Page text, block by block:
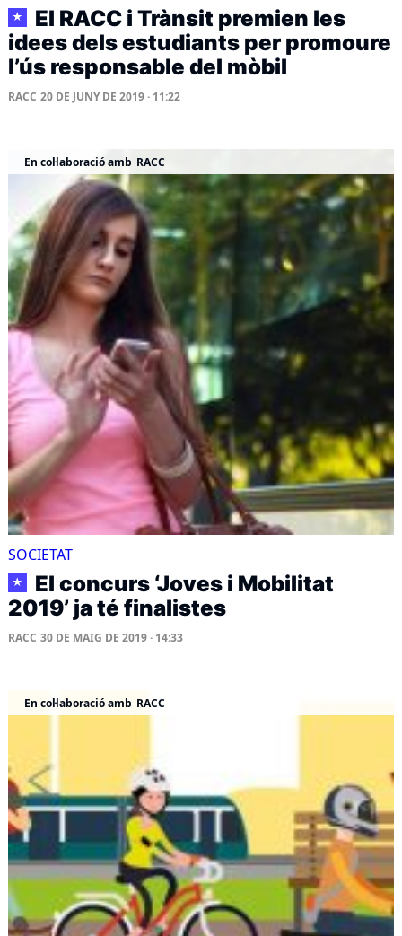
★
El RACC i Trànsit premien les
idees dels estudiants per promoure
l’ús responsable del mòbil
RACC 20 DE JUNY DE 2019 · 11:22
En col·laboració amb RACC
SOCIETAT
★
El concurs ‘Joves i Mobilitat
2019’ ja té finalistes
RACC 30 DE MAIG DE 2019 · 14:33
En col·laboració amb RACC